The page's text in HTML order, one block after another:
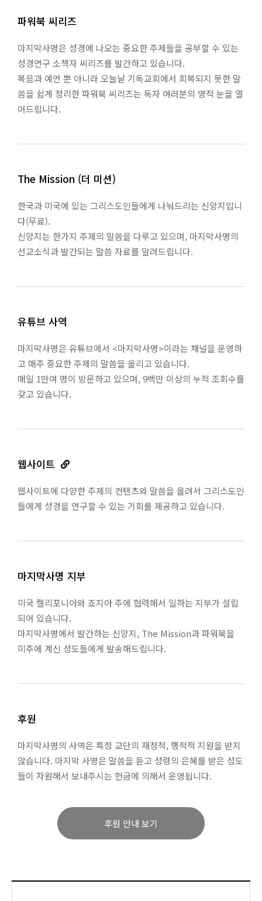
파워북 씨리즈
마지막사명은 성경에 나오는 중요한 주제들을 공부할 수 있는
성경연구 소책자 씨리즈를 발간하고 있습니다.
복음과 예언 뿐 아니라 오늘날 기독교회에서 회복되지 못한 말
씀을 쉽게 정리한 파워북 씨리즈는 독자 여러분의 영적 눈을 열
어드립니다.
The Mission (더 미션)
한국과 미국에 있는 그리스도인들에게 나눠드리는 신앙지입니
다(무료).
신앙지는 한가지 주제의 말씀을 다루고 있으며, 마지막사명의
선교소식과 발간되는 말씀 자료를 알려드립니다.
유튜브 사역
마지막사명은 유튜브에서 <마지막사명>이라는 채널을 운영하
고 매주 중요한 주제의 말씀을 올리고 있습니다.
매일 1만여 명이 방문하고 있으며, 9백만 이상의 누적 조회수를
갖고 있습니다.
웹사이트
웹사이트에 다양한 주제의 컨텐츠와 말씀을 올려서 그리스도인
들에게 성경을 연구할 수 있는 기회를 제공하고 있습니다.
마지막사명 지부
미국 캘리포니아와 죠지아 주에 협력해서 일하는 지부가 설립
되어 있습니다.
마지막사명에서 발간하는 신앙지, The Mission과 파워북을
미주에 계신 성도들에게 발송해드립니다.
후원
마지막사명의 사역은 특정 교단의 재정적, 행적적 지원을 받지
않습니다. 마지막 사명은 말씀을 듣고 성령의 은혜를 받은 성도
들이 자원해서 보내주시는 헌금에 의해서 운영됩니다.
후원 안내 보기